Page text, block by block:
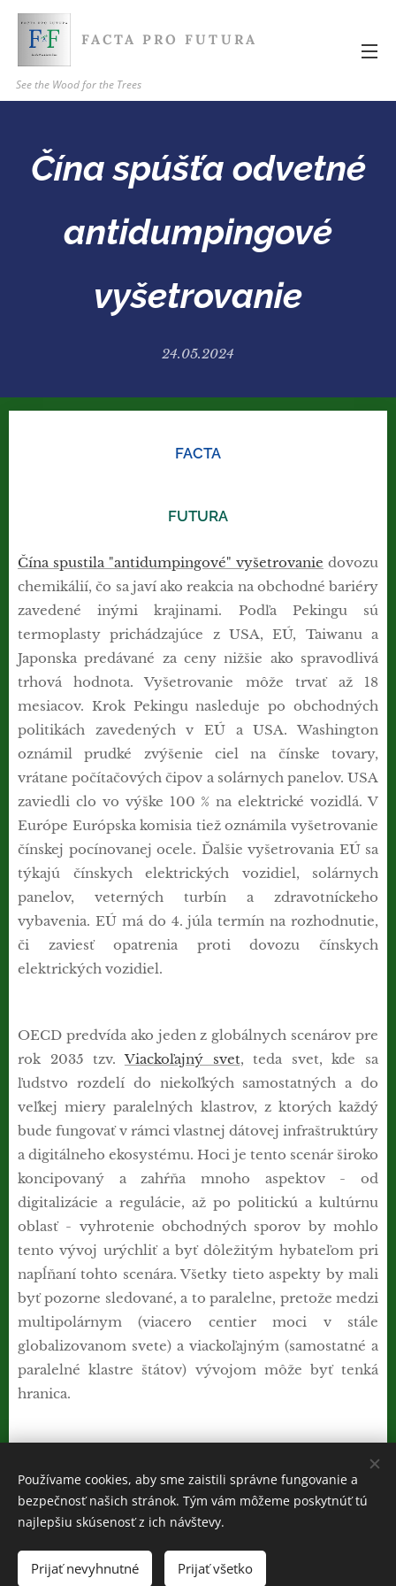
FACTA PRO FUTURA
See the Wood for the Trees
Čína spúšťa odvetné
antidumpingové
vyšetrovanie
24.05.2024
FACTA
FUTURA
Čína spustila "antidumpingové" vyšetrovanie dovozu
chemikálií, čo sa javí ako reakcia na obchodné bariéry
zavedené inými krajinami. Podľa Pekingu sú
termoplasty prichádzajúce z USA, EÚ, Taiwanu a
Japonska predávané za ceny nižšie ako spravodlivá
trhová hodnota. Vyšetrovanie môže trvať až 18
mesiacov. Krok Pekingu nasleduje po obchodných
politikách zavedených v EÚ a USA. Washington
oznámil prudké zvýšenie ciel na čínske tovary,
vrátane počítačových čipov a solárnych panelov. USA
zaviedli clo vo výške 100 % na elektrické vozidlá. V
Európe Európska komisia tiež oznámila vyšetrovanie
čínskej pocínovanej ocele. Ďalšie vyšetrovania EÚ sa
týkajú čínskych elektrických vozidiel, solárnych
panelov, veterných turbín a zdravotníckeho
vybavenia. EÚ má do 4. júla termín na rozhodnutie,
či zaviesť opatrenia proti dovozu čínskych
elektrických vozidiel.
OECD predvída ako jeden z globálnych scenárov pre
rok 2035 tzv.Viackoľajný svet, teda svet, kde sa
ľudstvo rozdelí do niekoľkých samostatných a do
veľkej miery paralelných klastrov, z ktorých každý
bude fungovať v rámci vlastnej dátovej infraštruktúry
a digitálneho ekosystému. Hoci je tento scenár široko
koncipovaný a zahŕňa mnoho aspektov - od
digitalizácie a regulácie, až po politickú a kultúrnu
oblasť - vyhrotenie obchodných sporov by mohlo
tento vývoj urýchliť a byť dôležitým hybateľom pri
napĺňaní tohto scenára. Všetky tieto aspekty by mali
byť pozorne sledované, a to paralelne, pretože medzi
multipolárnym (viacero centier moci v stále
globalizovanom svete) a viackoľajným (samostatné a
paralelné klastre štátov) vývojom môže byť tenká
hranica.
Cookies
Používame cookies, aby sme zaistili správne fungovanie a
bezpečnosť našich stránok. Tým vám môžeme poskytnúť tú
najlepšiu skúsenosť z ich návštevy.
Prijať nevyhnutné Prijať všetko